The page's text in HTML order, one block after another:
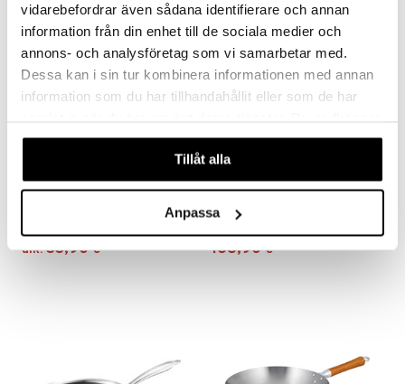
vidarebefordrar även sådana identifierare och annan
information från din enhet till de sociala medier och
annons- och analysföretag som vi samarbetar med.
Dessa kan i sin tur kombinera informationen med annan
information som du har tillhandahållit eller som de har
våra cookies vid fortsatt användande av vår webbplats.
Tillåt alla
Anpassa
Saatavana useana vaihtoehtona
alk.33,90 €
DEMEYERE
168,90 €